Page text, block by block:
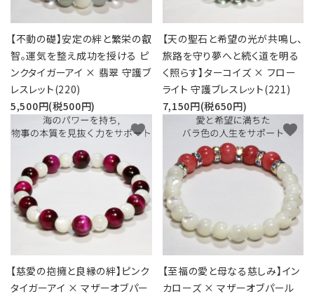
【不動の礎】安定の絆と繁栄の叡
智。運気を整え成功を授ける ピ
ンクタイガーアイ × 翡翠 守護ブ
レスレット(220)
5,500円(税500円)
【天の聖石と希望の光が共鳴し、
旅路を守り夢へと続く道を明る
く照らす】ターコイズ × フロー
ライト 守護ブレスレット(221)
7,150円(税650円)
【慈愛の抱擁と良縁の絆】ピンク
タイガーアイ × マザーオブパー
favorite
【至福の愛と母なる慈しみ】イン
カローズ × マザーオブパール
favorite